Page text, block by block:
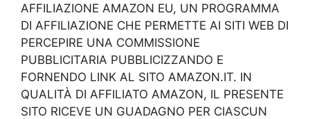
AFFILIAZIONE AMAZON EU, UN PROGRAMMA
DI AFFILIAZIONE CHE PERMETTE AI SITI WEB DI
PERCEPIRE UNA COMMISSIONE
PUBBLICITARIA PUBBLICIZZANDO E
FORNENDO LINK AL SITO AMAZON.IT. IN
QUALITÀ DI AFFILIATO AMAZON, IL PRESENTE
SITO RICEVE UN GUADAGNO PER CIASCUN